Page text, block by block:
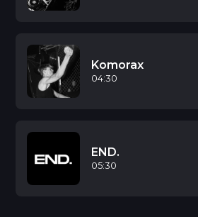
Komorax
04:30
END.
05:30